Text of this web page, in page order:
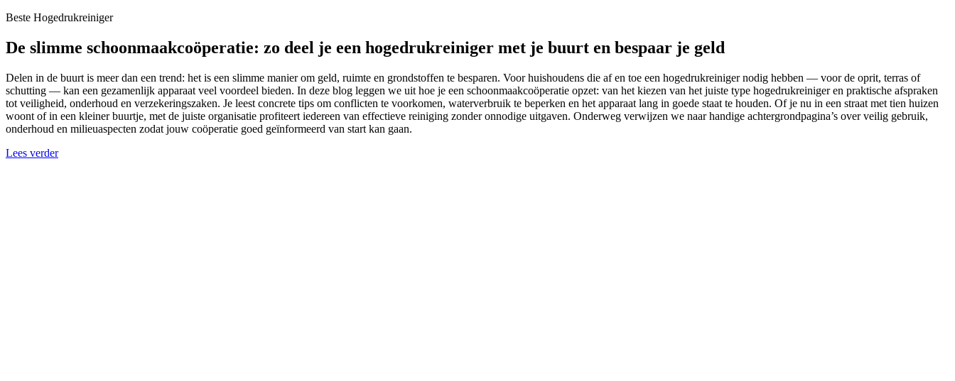
Beste Hogedrukreiniger
De slimme schoonmaakcoöperatie: zo deel je een hogedrukreiniger met je buurt en bespaar je geld
Delen in de buurt is meer dan een trend: het is een slimme manier om geld, ruimte en grondstoffen te besparen. Voor huishoudens die af en toe een hogedrukreiniger nodig hebben — voor de oprit, terras of
schutting — kan een gezamenlijk apparaat veel voordeel bieden. In deze blog leggen we uit hoe je een schoonmaakcoöperatie opzet: van het kiezen van het juiste type hogedrukreiniger en praktische afspraken
tot veiligheid, onderhoud en verzekeringszaken. Je leest concrete tips om conflicten te voorkomen, waterverbruik te beperken en het apparaat lang in goede staat te houden. Of je nu in een straat met tien huizen
woont of in een kleiner buurtje, met de juiste organisatie profiteert iedereen van effectieve reiniging zonder onnodige uitgaven. Onderweg verwijzen we naar handige achtergrondpagina’s over veilig gebruik,
onderhoud en milieuaspecten zodat jouw coöperatie goed geïnformeerd van start kan gaan.
Lees verder